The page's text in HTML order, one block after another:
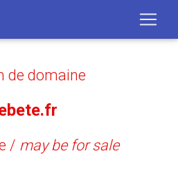
de domaine
/ may be for sale